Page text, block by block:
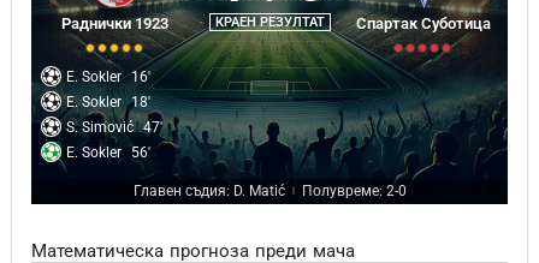
Раднички 1923 КРАЕН РЕЗУЛТАТ Спартак Суботица
E. Sokler 16'
E. Sokler 18'
S. Simović 47'
E. Sokler
56'
Главен съдия: D. Matić Полувреме: 2-0
Математическа прогноза преди мача